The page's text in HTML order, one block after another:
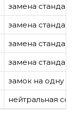
замена
замена
замена
замена
замок на одну
нейтральная